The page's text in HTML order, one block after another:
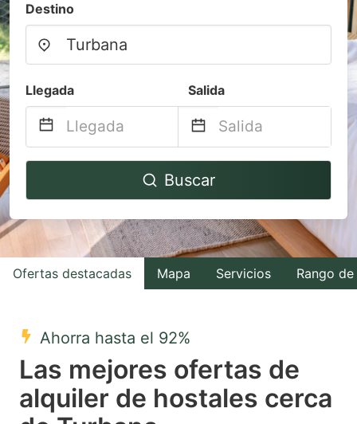
Destino
Llegada Salida
Navigate
to
interact
with
the
select
a
date.
Navigate
to
interact
with
the
a
date.
Buscar
Ofertas destacadas Mapa Servicios Rango
Ahorra hasta el 92%
Las mejores ofertas de
alquiler de hostales cerca